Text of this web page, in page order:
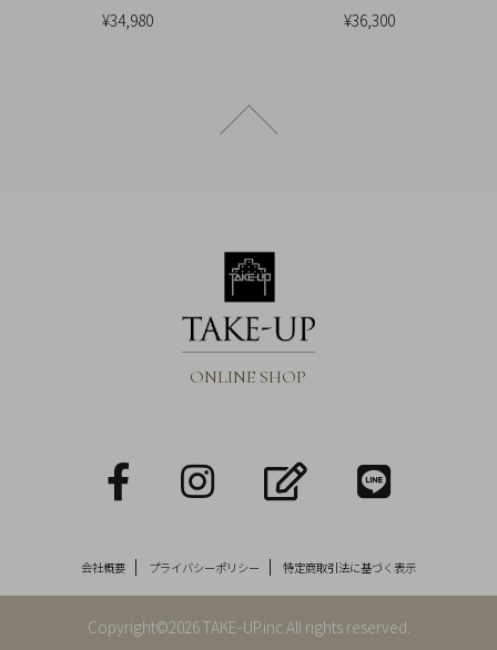
¥34,980 ¥36,300
ページトップへ戻る
ONLINE SHOP
facebook
Instagram
blogLINE
会社概要 プライバシーポリシー 特定商取引法に基づく表示
Copyright©2026 TAKE-UP.inc All rights reserved.